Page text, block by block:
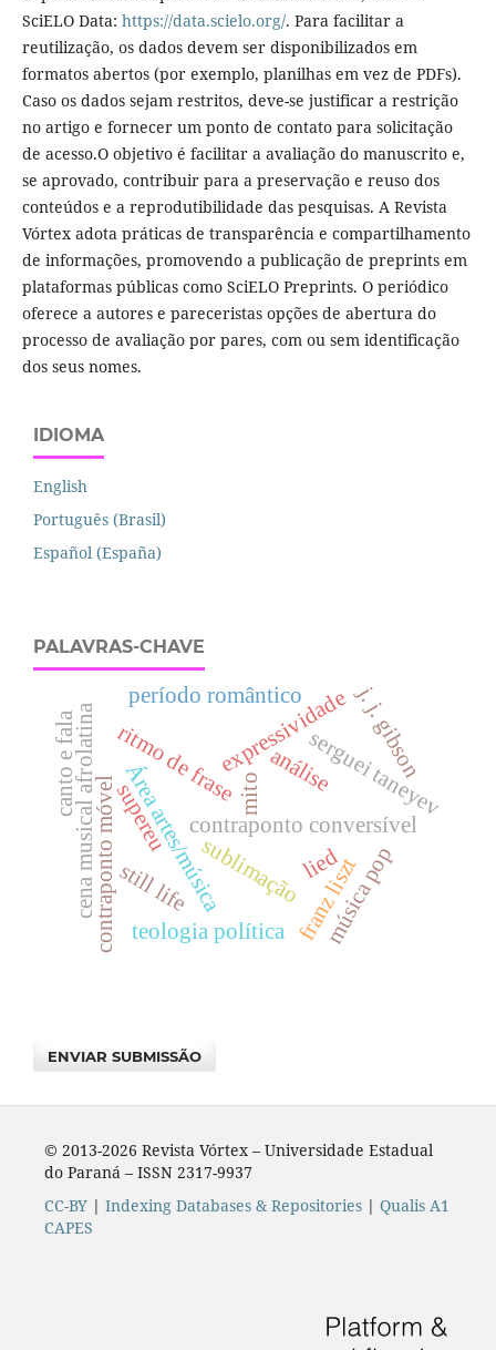
SciELO Data: https://data.scielo.org/. Para facilitar a
reutilização, os dados devem ser disponibilizados em
formatos abertos (por exemplo, planilhas em vez de PDFs).
Caso os dados sejam restritos, deve-se justificar a restrição
no artigo e fornecer um ponto de contato para solicitação
de acesso.O objetivo é facilitar a avaliação do manuscrito e,
se aprovado, contribuir para a preservação e reuso dos
conteúdos e a reprodutibilidade das pesquisas. A Revista
Vórtex adota práticas de transparência e compartilhamento
de informações, promovendo a publicação de preprints em
plataformas públicas como SciELO Preprints. O periódico
oferece a autores e pareceristas opções de abertura do
processo de avaliação por pares, com ou sem identificação
dos seus nomes.
IDIOMA
English
Português (Brasil)
Español (España)
PALAVRAS-CHAVE
mito
Área artes/músicacontraponto conversível
contraponto móvel
serguei taneyev
ritmo de fraseexpressividade
análise
lied
franz liszt
perí­odo romântico
supereu
sublimação música pop
cena musical afrolatina
canto e fala
teologia polí­tica
j. j. gibson
still life
ENVIAR SUBMISSÃO
© 2013-2026 Revista Vórtex – Universidade Estadual
do Paraná – ISSN 2317-9937
CC-BY| Indexing Databases & Repositories| Qualis A1
CAPES